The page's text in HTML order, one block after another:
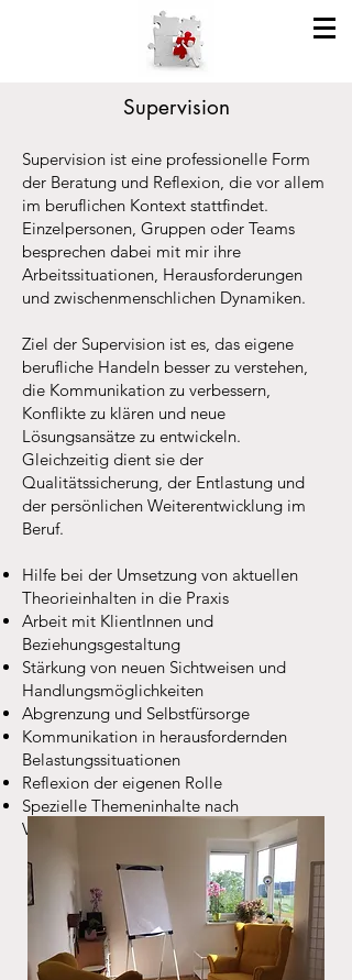
Supervision
Supervision ist eine professionelle Form
der Beratung und Reflexion, die vor allem
im beruflichen Kontext stattfindet.
Einzelpersonen, Gruppen oder Teams
besprechen dabei mit mir ihre
Arbeitssituationen, Herausforderungen
und zwischenmenschlichen Dynamiken.
Ziel der Supervision ist es, das eigene
berufliche Handeln besser zu verstehen,
die Kommunikation zu verbessern,
Konflikte zu klären und neue
Lösungsansätze zu entwickeln.
Gleichzeitig dient sie der
Qualitätssicherung, der Entlastung und
der persönlichen Weiterentwicklung im
Beruf.
Hilfe bei der Umsetzung von aktuellen
Theorieinhalten in die Praxis
Arbeit mit KlientInnen und
Beziehungsgestaltung
Stärkung von neuen Sichtweisen und
Handlungsmöglichkeiten
Abgrenzung und Selbstfürsorge
Kommunikation in herausfordernden
Belastungssituationen
Reflexion der eigenen Rolle
Spezielle Themeninhalte nach
Vereinbarung